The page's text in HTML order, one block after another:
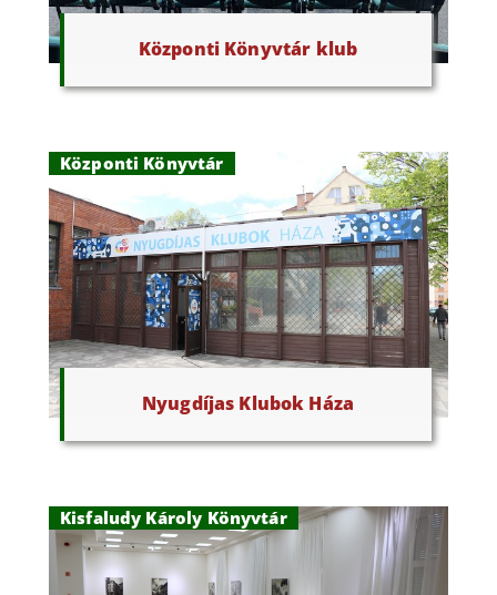
Központi Könyvtár klub
Központi Könyvtár
Nyugdíjas Klubok Háza
Kisfaludy Károly Könyvtár